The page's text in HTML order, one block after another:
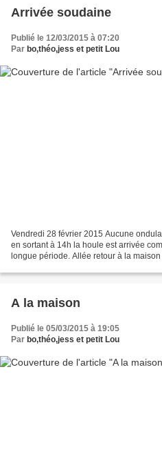
Arrivée soudaine
Publié le 12/03/2015 à 07:20
Par bo,théo,jess et petit Lou
Vendredi 28 février 2015 Aucune
en sortant à 14h la houle est arrivée
longue période. Allée retour à la
A la maison
Publié le 05/03/2015 à 19:05
Par bo,théo,jess et petit Lou